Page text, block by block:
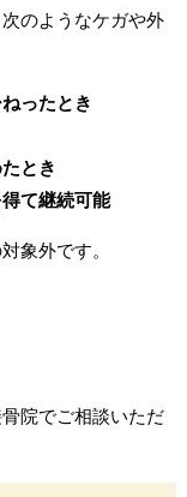
のようなケガや外
ったとき
とき
て継続可能
象外です。
院でご相談いただ